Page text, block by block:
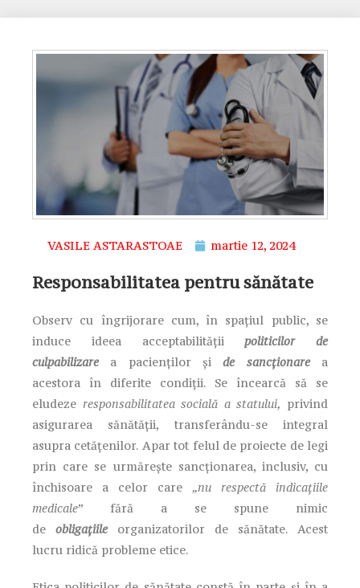
VASILE ASTARASTOAE martie 12, 2024
Responsabilitatea pentru sănătate
Observ cu îngrijorare cum, în spațiul public, se
induce ideea acceptabilitățiipoliticilor de
culpabilizarea pacienților șide sancționarea
acestora în diferite condiții. Se încearcă să se
eludeze responsabilitatea socială a statului, privind
asigurarea sănătății, transferându-se integral
asupra cetățenilor. Apar tot felul de proiecte de legi
prin care se urmărește sancționarea, inclusiv, cu
închisoare a celor care „nu respectă indicațiile
medicale” fără a se spune nimic
de obligațiileorganizatorilor de sănătate. Acest
lucru ridică probleme etice.